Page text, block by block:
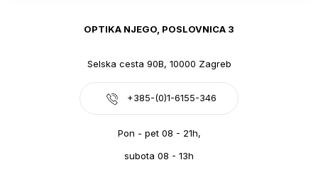
OPTIKA NJEGO, POSLOVNICA 3
Selska cesta 90B, 10000 Zagreb
+385-(0)1-6155-346
Pon - pet 08 - 21h,
subota 08 - 13h